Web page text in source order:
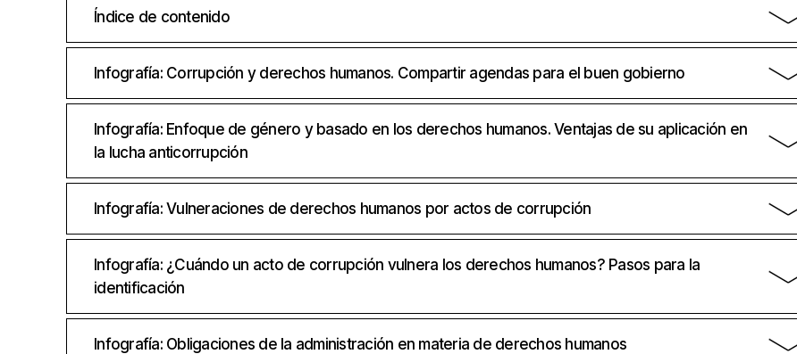
Índice de contenido
Infografía: Corrupción y derechos humanos. Compartir agendas para el buen gobierno
Infografía: Enfoque de género y basado en los derechos humanos. Ventajas de su aplicación en
la lucha anticorrupción
Infografía: Vulneraciones de derechos humanos por actos de corrupción
Infografía: ¿Cuándo un acto de corrupción vulnera los derechos humanos? Pasos para la
identificación
Infografía: Obligaciones de la administración en materia de derechos humanos